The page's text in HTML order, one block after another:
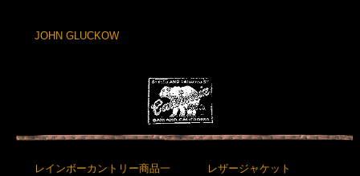
JOHN GLUCKOW
レインボーカントリー商品一
レザージャケット